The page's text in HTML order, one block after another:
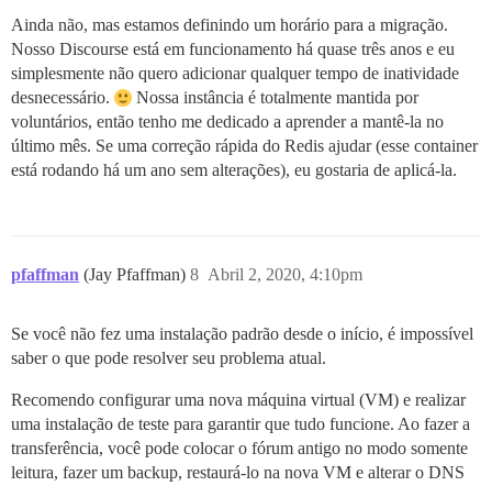
Ainda não, mas estamos definindo um horário para a migração.
Nosso Discourse está em funcionamento há quase três anos e eu
simplesmente não quero adicionar qualquer tempo de inatividade
desnecessário.
Nossa instância é totalmente mantida por
voluntários, então tenho me dedicado a aprender a mantê-la no
último mês. Se uma correção rápida do Redis ajudar (esse container
está rodando há um ano sem alterações), eu gostaria de aplicá-la.
pfaffman (Jay Pfaffman) Abril 2, 2020, 4:10pm
8
Se você não fez uma instalação padrão desde o início, é impossível
saber o que pode resolver seu problema atual.
Recomendo configurar uma nova máquina virtual (VM) e realizar
uma instalação de teste para garantir que tudo funcione. Ao fazer a
transferência, você pode colocar o fórum antigo no modo somente
leitura, fazer um backup, restaurá-lo na nova VM e alterar o DNS